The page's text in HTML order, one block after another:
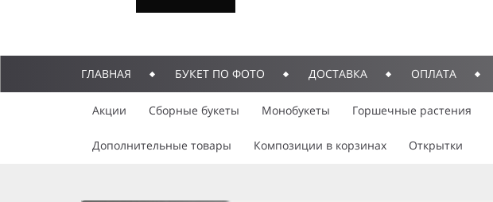
ГЛАВНАЯ БУКЕТ ПО ФОТО ДОСТАВКА ОПЛАТА
Акции Сборные букеты Монобукеты Горшечные растения
Дополнительные товары Композиции в корзинах Открытки